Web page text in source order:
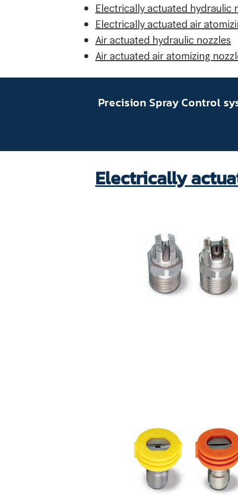
Electrically actuated hydraulic
Electrically actuated air
Air actuated hydraulic nozzles
Air actuated air atomizing
Precision Spray Control
Electrically